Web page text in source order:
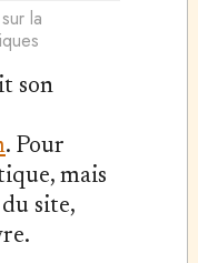
la
son
. Pour
mais
site,